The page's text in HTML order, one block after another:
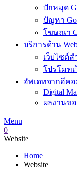
ปักหมุด
ปัญหา
โฆษณา
บริการด้าน
เว็บไซต์
โปรโมท
อัพเดทจากอีคอ
Digital
ผลงานขอ
Menu
0
Website
Home
Website